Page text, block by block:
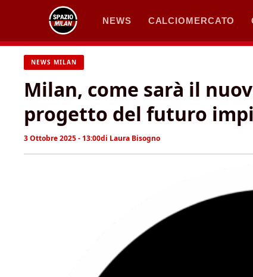
contenuto
NEWS CALCIOMERCATO
NEWS MILAN
Milan, come sarà il
progetto del futuro
3 Ottobre 2025 - 13:00di Laura Bisogno